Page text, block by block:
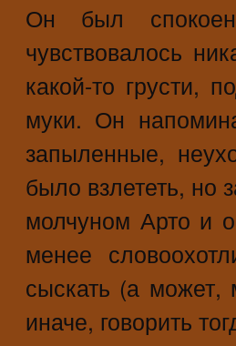
Он был
чувствовалось
какой-то грусти,
муки. Он
запыленные,
было взлететь, но
молчуном Арто и
менее
сыскать (а может,
иначе, говорить